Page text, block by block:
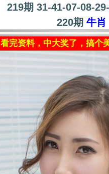
219期 31-41-07-08-29-
220期 牛肖
看完资料，中大奖了，搞个